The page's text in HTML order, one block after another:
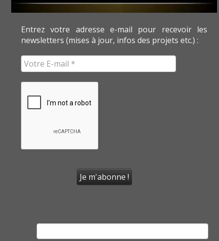
Entrez votre adresse e-mail pour recevoir les
newsletters (mises à jour, infos des projets etc.) :